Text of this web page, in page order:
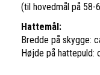
(til hovedmål på 58-
Hattemål:
Bredde på skygge:
Højde på hattepuld: